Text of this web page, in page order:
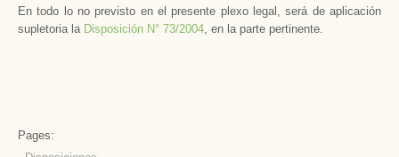
En todo lo no previsto en el presente plexo legal, será de aplicación
supletoria la Disposición N° 73/2004, en la parte pertinente.
Pages: